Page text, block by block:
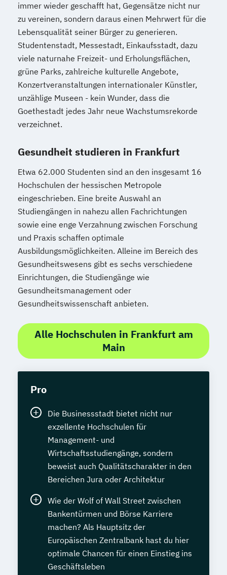
immer wieder geschafft hat, Gegensätze nicht nur
zu vereinen, sondern daraus einen Mehrwert für die
Lebensqualität seiner Bürger zu generieren.
Studentenstadt, Messestadt, Einkaufsstadt, dazu
viele naturnahe Freizeit- und Erholungsflächen,
grüne Parks, zahlreiche kulturelle Angebote,
Konzertveranstaltungen internationaler Künstler,
unzählige Museen - kein Wunder, dass die
Goethestadt jedes Jahr neue Wachstumsrekorde
verzeichnet.
Gesundheit studieren in Frankfurt
Etwa 62.000 Studenten sind an den insgesamt 16
Hochschulen der hessischen Metropole
eingeschrieben. Eine breite Auswahl an
Studiengängen in nahezu allen Fachrichtungen
sowie eine enge Verzahnung zwischen Forschung
und Praxis schaffen optimale
Ausbildungsmöglichkeiten. Alleine im Bereich des
Gesundheitswesens gibt es sechs verschiedene
Einrichtungen, die Studiengänge wie
Gesundheitsmanagement oder
Gesundheitswissenschaft anbieten.
Alle Hochschulen in Frankfurt am
Main
Pro
Die Businessstadt bietet nicht nur
exzellente Hochschulen für
Management- und
Wirtschaftsstudiengänge, sondern
beweist auch Qualitätscharakter in den
Bereichen Jura oder Architektur
Wie der Wolf of Wall Street zwischen
Bankentürmen und Börse Karriere
machen? Als Hauptsitz der
Europäischen Zentralbank hast du hier
optimale Chancen für einen Einstieg ins
Geschäftsleben